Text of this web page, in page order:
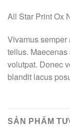
All Star Print Ox
Vivamus
tellus.
volutpat. Donec
blandit lacus
SẢN PHẨM